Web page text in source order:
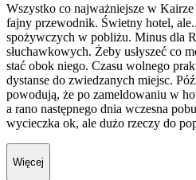
Wszystko co najważniejsze w
fajny przewodnik. Świetny hotel,
spożywczych w pobliżu. Minus dla
słuchawkowych. Żeby usłyszeć co
stać obok niego. Czasu wolnego
dystanse do zwiedzanych miejsc.
powodują, że po zameldowaniu w
a rano następnego dnia wczesna
wycieczka ok, ale dużo rzeczy do
Więcej